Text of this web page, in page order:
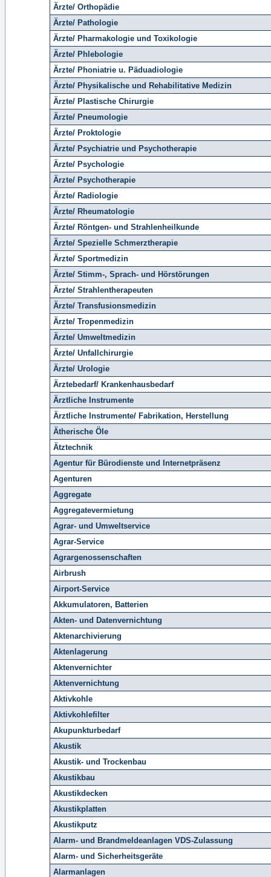
Ärzte/ Orthopädie
Ärzte/ Pathologie
Ärzte/ Pharmakologie und Toxikologie
Ärzte/ Phlebologie
Ärzte/ Phoniatrie u. Päduadiologie
Ärzte/ Physikalische und Rehabilitative Medizin
Ärzte/ Plastische Chirurgie
Ärzte/ Pneumologie
Ärzte/ Proktologie
Ärzte/ Psychiatrie und Psychotherapie
Ärzte/ Psychologie
Ärzte/ Psychotherapie
Ärzte/ Radiologie
Ärzte/ Rheumatologie
Ärzte/ Röntgen- und Strahlenheilkunde
Ärzte/ Spezielle Schmerztherapie
Ärzte/ Sportmedizin
Ärzte/ Stimm-, Sprach- und Hörstörungen
Ärzte/ Strahlentherapeuten
Ärzte/ Transfusionsmedizin
Ärzte/ Tropenmedizin
Ärzte/ Umweltmedizin
Ärzte/ Unfallchirurgie
Ärzte/ Urologie
Ärztebedarf/ Krankenhausbedarf
Ärztliche Instrumente
Ärztliche Instrumente/ Fabrikation, Herstellung
Ätherische Öle
Ätztechnik
Agentur für Bürodienste und Internetpräsenz
Agenturen
Aggregate
Aggregatevermietung
Agrar- und Umweltservice
Agrar-Service
Agrargenossenschaften
Airbrush
Airport-Service
Akkumulatoren, Batterien
Akten- und Datenvernichtung
Aktenarchivierung
Aktenlagerung
Aktenvernichter
Aktenvernichtung
Aktivkohle
Aktivkohlefilter
Akupunkturbedarf
Akustik
Akustik- und Trockenbau
Akustikbau
Akustikdecken
Akustikplatten
Akustikputz
Alarm- und Brandmeldeanlagen VDS-Zulassung
Alarm- und Sicherheitsgeräte
Alarmanlagen